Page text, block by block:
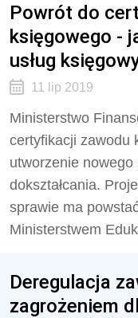
Powrót do
księgowego -
usług
11 lip 2019
Ministerstwo
certyfikacji zawodu
utworzenie
dokształcania.
sprawie ma
Ministerstwem
Deregulacja
zagrożeniem